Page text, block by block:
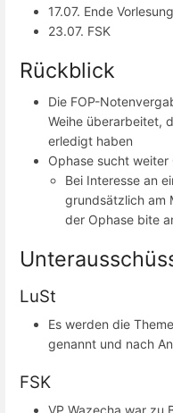
17.07. Ende
23.07. FSK
Rückblick
Die FOP-
Weihe überarbeitet,
erledigt haben
Ophase sucht weiter
Bei Interesse an
grundsätzlich am
der Ophase bite
LuSt
Es werden die
genannt und nach
FSK